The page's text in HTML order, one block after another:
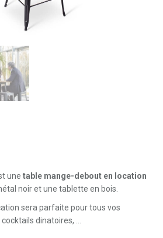
une table mange-debout en location
noir et une tablette en bois.
sera parfaite pour tous vos
dinatoires, …